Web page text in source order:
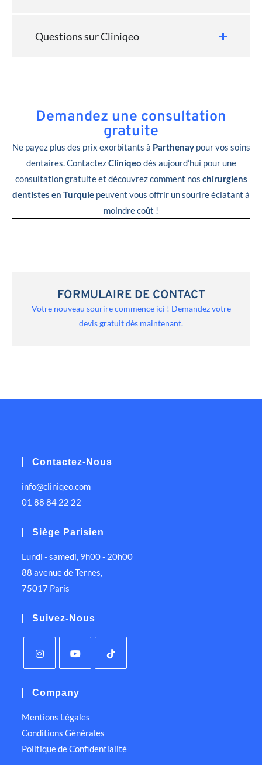
Questions sur Cliniqeo
Demandez une consultation
gratuite
Ne payez plus des prix exorbitants à Parthenaypour vos soins
dentaires. ContactezCliniqeo dès aujourd’hui pour une
consultation gratuite et découvrez comment nos chirurgiens
dentistes en Turquie peuvent vous offrir un sourire éclatant à
moindre coût !
FORMULAIRE DE CONTACT
Votre nouveau sourire commence ici ! Demandez votre
devis gratuit dès maintenant.
Contactez-Nous
info@cliniqeo.com
01 88 84 22 22
Siège Parisien
Lundi - samedi, 9h00 - 20h00
88 avenue de Ternes,
75017 Paris
Suivez-Nous
Company
Mentions Légales
Conditions Générales
Politique de Confidentialité